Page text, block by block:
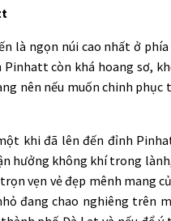
là ngọn núi cao nhất ở
còn khá hoang sơ,
nên nếu muốn chinh phục
khi đã lên đến đỉnh
hưởng không khí trong
vẹn vẻ đẹp mênh mang
đang chao nghiêng trên